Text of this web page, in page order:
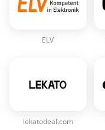
ELV
lekatodeal.com